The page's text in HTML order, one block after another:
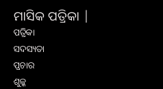
ମାସିକ ପତ୍ରିକା |
ପତ୍ରିକା
ସଦସ୍ୟତା
ପ୍ରଚାର
ଶୁଳ୍କ